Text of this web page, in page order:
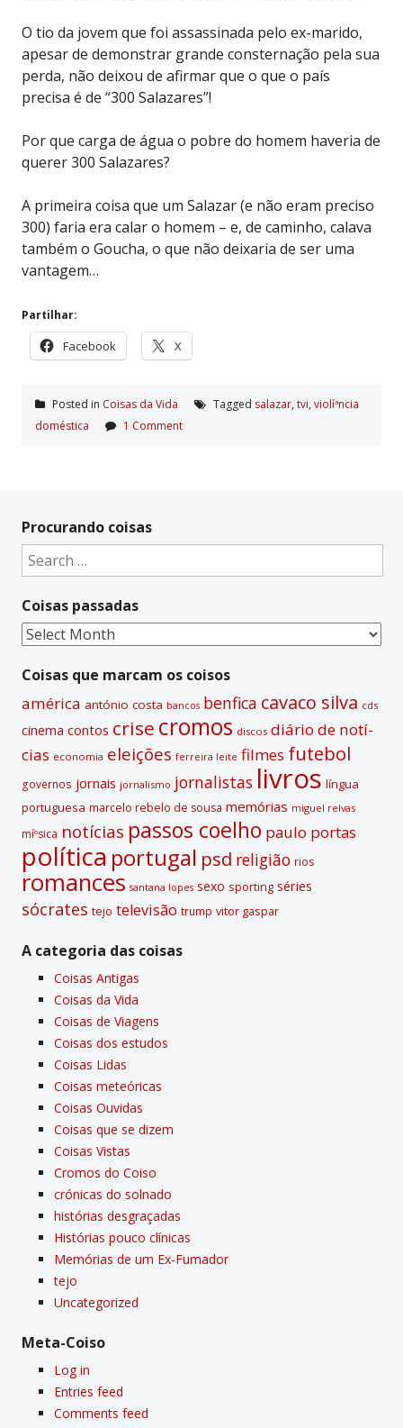
O tio da jovem que foi assassinada pelo ex-marido,
apesar de demonstrar grande consternação pela sua
perda, não deixou de afirmar que o que o país
precisa é de “300 Salazares”!
Por que carga de água o pobre do homem haveria de
querer 300 Salazares?
A primeira coisa que um Salazar (e não eram preciso
300) faria era calar o homem – e, de caminho, calava
também o Goucha, o que não deixaria de ser uma
vantagem…
Partilhar:
Facebook X
Posted in Coisas da Vida Tagged salazar, tvi, violíªncia
doméstica
1 Comment
Procurando coisas
Search
for:
Coisas passadas
Coisas
Coisas que marcam os coisos
américa antónio costa bancos benfica cavaco silva cds
cinema contos crise cromos discos diário de notí­
cias economia eleições ferreira leite filmes futebol
governos jornais jornalismo jornalistas livros lí­ngua
portuguesa marcelo rebelo de sousa memórias miguel relvas
míºsica notí­cias passos coelho paulo portas
polí­tica portugal psd religião rios
romances santana lopes sexo sporting séries
sócrates tejo televisão trump vitor gaspar
A categoria das coisas
Coisas Antigas
Coisas da Vida
Coisas de Viagens
Coisas dos estudos
Coisas Lidas
Coisas meteóricas
Coisas Ouvidas
Coisas que se dizem
Coisas Vistas
Cromos do Coiso
crónicas do solnado
histórias desgraçadas
Histórias pouco clí­nicas
Memórias de um Ex-Fumador
tejo
Uncategorized
Meta-Coiso
Log in
Entries feed
Comments feed